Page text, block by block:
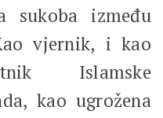
sukoba između
vjernik, i kao
Islamske
kao ugrožena